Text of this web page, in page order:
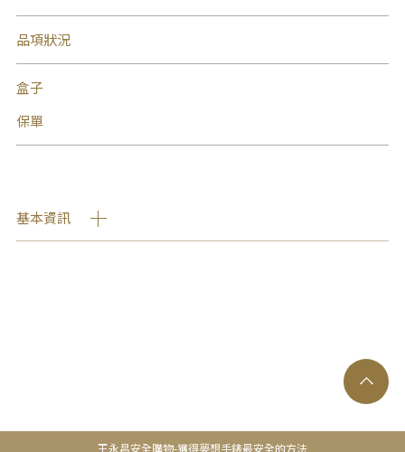
品項狀況
盒子
保單
基本資訊
王永昌安全購物-獲得夢想手錶最安全的方法